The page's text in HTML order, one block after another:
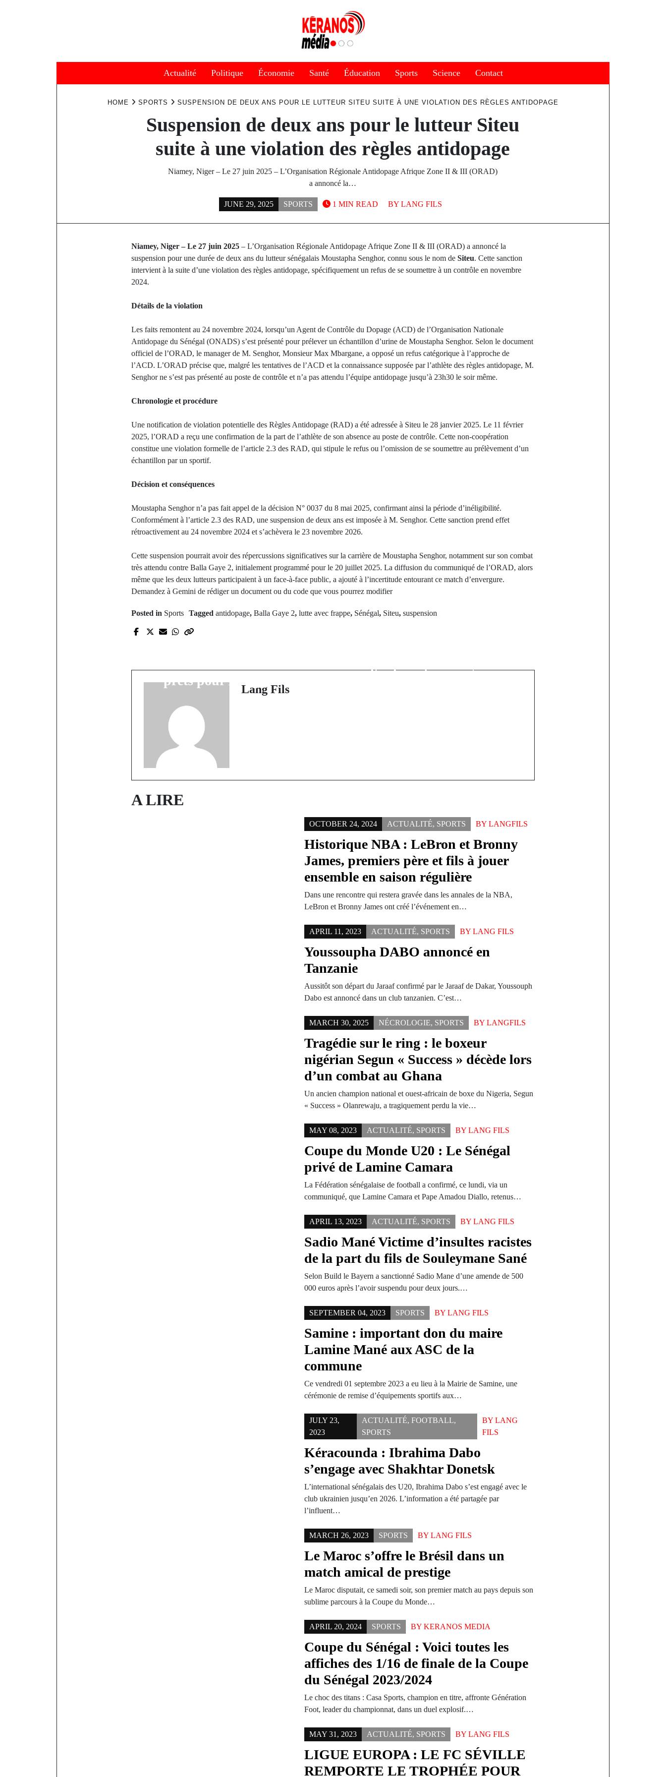
Actualité Politique Économie Santé Éducation Sports Science Contact
HOME SPORTS SUSPENSION DE DEUX ANS POUR LE LUTTEUR SITEU SUITE À UNE VIOLATION DES RÈGLES ANTIDOPAGE
Suspension de deux ans pour le lutteur Siteu
suite à une violation des règles antidopage
Niamey, Niger – Le 27 juin 2025 – L’Organisation Régionale Antidopage Afrique Zone II & III (ORAD)
a annoncé la…
JUNE 29, 2025 SPORTS BY LANG FILS
1 MIN READ
Niamey, Niger – Le 27 juin 2025 – L’Organisation Régionale Antidopage Afrique Zone II & III (ORAD) a annoncé la
suspension pour une durée de deux ans du lutteur sénégalais Moustapha Senghor, connu sous le nom de Siteu. Cette sanction
intervient à la suite d’une violation des règles antidopage, spécifiquement un refus de se soumettre à un contrôle en novembre
2024.
Détails de la violation
Les faits remontent au 24 novembre 2024, lorsqu’un Agent de Contrôle du Dopage (ACD) de l’Organisation Nationale
Antidopage du Sénégal (ONADS) s’est présenté pour prélever un échantillon d’urine de Moustapha Senghor. Selon le document
officiel de l’ORAD, le manager de M. Senghor, Monsieur Max Mbargane, a opposé un refus catégorique à l’approche de
l’ACD. L’ORAD précise que, malgré les tentatives de l’ACD et la connaissance supposée par l’athlète des règles antidopage, M.
Senghor ne s’est pas présenté au poste de contrôle et n’a pas attendu l’équipe antidopage jusqu’à 23h30 le soir même.
Chronologie et procédure
Une notification de violation potentielle des Règles Antidopage (RAD) a été adressée à Siteu le 28 janvier 2025. Le 11 février
2025, l’ORAD a reçu une confirmation de la part de l’athlète de son absence au poste de contrôle. Cette non-coopération
constitue une violation formelle de l’article 2.3 des RAD, qui stipule le refus ou l’omission de se soumettre au prélèvement d’un
échantillon par un sportif.
Décision et conséquences
Moustapha Senghor n’a pas fait appel de la décision N° 0037 du 8 mai 2025, confirmant ainsi la période d’inéligibilité.
Conformément à l’article 2.3 des RAD, une suspension de deux ans est imposée à M. Senghor. Cette sanction prend effet
rétroactivement au 24 novembre 2024 et s’achèvera le 23 novembre 2026.
Cette suspension pourrait avoir des répercussions significatives sur la carrière de Moustapha Senghor, notamment sur son combat
très attendu contre Balla Gaye 2, initialement programmé pour le 20 juillet 2025. La diffusion du communiqué de l’ORAD, alors
même que les deux lutteurs participaient à un face-à-face public, a ajouté à l’incertitude entourant ce match d’envergure.
Demandez à Gemini de rédiger un document ou du code que vous pourrez modifier
Posted in Sports Tagged antidopage, Balla Gaye 2, lutte avec frappe, Sénégal, Siteu, suspension
prêts pour les épreuves
l'aide suite à un grave
Lang Fils
A LIRE
OCTOBER 24, 2024 ACTUALITÉ, SPORTS BYLANGFILS
Historique NBA : LeBron et Bronny
James, premiers père et fils à jouer
ensemble en saison régulière
Dans une rencontre qui restera gravée dans les annales de la NBA,
LeBron et Bronny James ont créé l’événement en…
APRIL 11, 2023 ACTUALITÉ, SPORTS BYLANG FILS
Youssoupha DABO annoncé en
Tanzanie
Aussitôt son départ du Jaraaf confirmé par le Jaraaf de Dakar, Youssouph
Dabo est annoncé dans un club tanzanien. C’est…
MARCH 30, 2025 NÉCROLOGIE, SPORTS BYLANGFILS
Tragédie sur le ring : le boxeur
nigérian Segun « Success » décède lors
d’un combat au Ghana
Un ancien champion national et ouest-africain de boxe du Nigeria, Segun
« Success » Olanrewaju, a tragiquement perdu la vie…
MAY 08, 2023 ACTUALITÉ, SPORTS BYLANG FILS
Coupe du Monde U20 : Le Sénégal
privé de Lamine Camara
La Fédération sénégalaise de football a confirmé, ce lundi, via un
communiqué, que Lamine Camara et Pape Amadou Diallo, retenus…
APRIL 13, 2023 ACTUALITÉ, SPORTS BYLANG FILS
Sadio Mané Victime d’insultes racistes
de la part du fils de Souleymane Sané
Selon Build le Bayern a sanctionné Sadio Mane d’une amende de 500
000 euros après l’avoir suspendu pour deux jours.…
SEPTEMBER 04, 2023 SPORTS BYLANG FILS
Samine : important don du maire
Lamine Mané aux ASC de la
commune
Ce vendredi 01 septembre 2023 a eu lieu à la Mairie de Samine, une
cérémonie de remise d’équipements sportifs aux…
JULY 23,
2023
ACTUALITÉ, FOOTBALL,
SPORTS
BY LANG
FILS
Kéracounda : Ibrahima Dabo
s’engage avec Shakhtar Donetsk
L’international sénégalais des U20, Ibrahima Dabo s’est engagé avec le
club ukrainien jusqu’en 2026. L’information a été partagée par
l’influent…
MARCH 26, 2023 SPORTS BYLANG FILS
Le Maroc s’offre le Brésil dans un
match amical de prestige
Le Maroc disputait, ce samedi soir, son premier match au pays depuis son
sublime parcours à la Coupe du Monde…
APRIL 20, 2024 SPORTS BYKERANOS MEDIA
Coupe du Sénégal : Voici toutes les
affiches des 1/16 de finale de la Coupe
du Sénégal 2023/2024
Le choc des titans : Casa Sports, champion en titre, affronte Génération
Foot, leader du championnat, dans un duel explosif.…
MAY 31, 2023 ACTUALITÉ, SPORTS BYLANG FILS
LIGUE EUROPA : LE FC SÉVILLE
REMPORTE LE TROPHÉE POUR